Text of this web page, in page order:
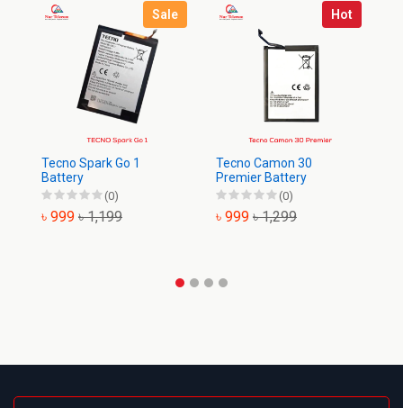
Sale
Tecno Spark Go 1
Battery
(0)
৳ 999 ৳ 1,199
Hot
Tecno Camon 30
Premier Battery
(0)
৳ 999 ৳ 1,299